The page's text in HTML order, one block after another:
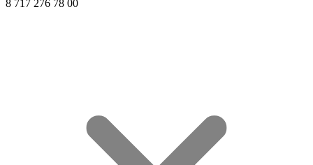
8 717 276 78 00